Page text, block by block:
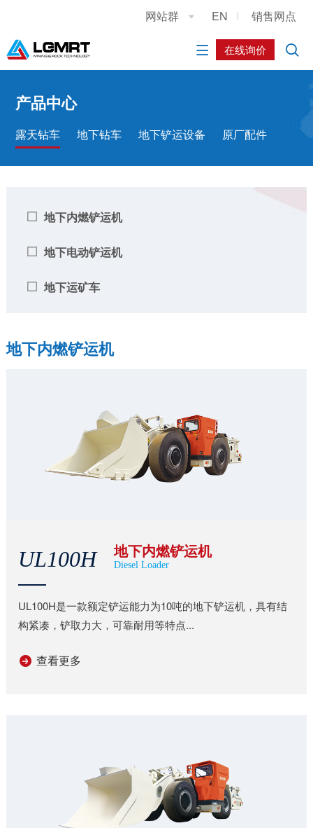
网站群  EN 销售网点
在线询价 

公司简介
发展历程
联系我们
公司新闻
社会媒体
露天钻车
地下钻车
地下铲运设备
销售与服务网络
服务介绍
在线询价
工况案例
人才理念
社会招聘
简历投递
产品中心
露天钻车 地下钻车 地下铲运设备 原厂配件
地下内燃铲运机
地下电动铲运机
地下运矿车
地下内燃铲运机
UL100H 地下内燃铲运机
Diesel Loader
UL100H是一款额定铲运能力为10吨的地下铲运机，具有结
构紧凑，铲取力大，可靠耐用等特点...
查看更多